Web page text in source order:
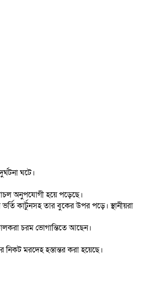
ঘটে।
অনুপযোগী হয়ে পড়েছে।
কার্টুনসহ তার বুকের উপর পড়ে। স্থানীয়রা
চরম ভোগান্তিতে আছেন।
মরদেহ হস্তান্তর করা হয়েছে।